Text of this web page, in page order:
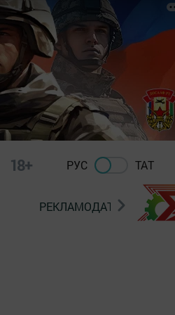
18+ РУС ТАТ
РЕКЛАМОДАТЕЛЯМ